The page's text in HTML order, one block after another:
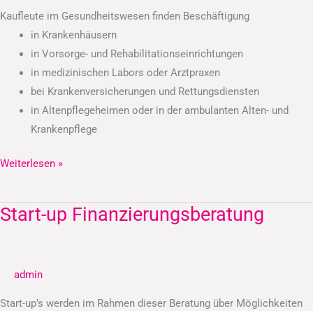
Kaufleute im Gesundheitswesen finden Beschäftigung
in Krankenhäusern
in Vorsorge- und Rehabilitationseinrichtungen
in medizinischen Labors oder Arztpraxen
bei Krankenversicherungen und Rettungsdiensten
in Altenpflegeheimen oder in der ambulanten Alten- und
Krankenpflege
Weiterlesen »
Start-up Finanzierungsberatung
admin
Start-up’s werden im Rahmen dieser Beratung über Möglichkeiten
Start-